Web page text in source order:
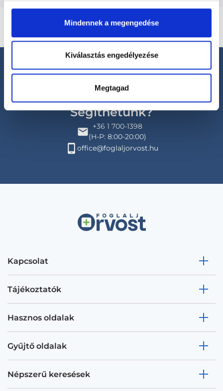
Mindennek a megengedése
Kiválasztás engedélyezése
Megtagad
Segíthetünk?
+36 1 700-1398
(H-P: 8:00-20:00)
office@foglaljorvost.hu
Kapcsolat
Tájékoztatók
Hasznos oldalak
Gyűjtő oldalak
Népszerű keresések